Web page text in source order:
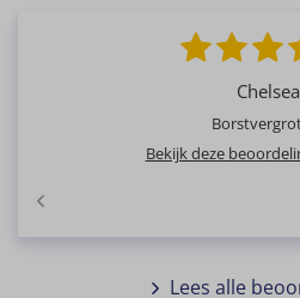
Chelsea
Bekijk deze
Lees alle